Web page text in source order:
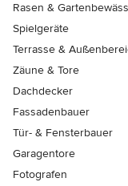
Rasen &
Spielgeräte
Terrasse &
Zäune & Tore
Dachdecker
Fassadenbauer
Tür- & Fensterbauer
Garagentore
Fotografen